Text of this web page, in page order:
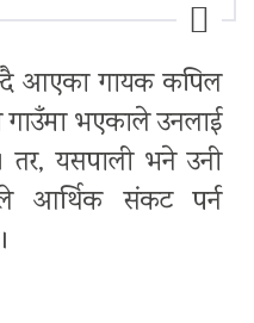
आएका गायक कपिल
गाउँमा भएकाले उनलाई
यसपाली भने उनी
आर्थिक संकट पर्न